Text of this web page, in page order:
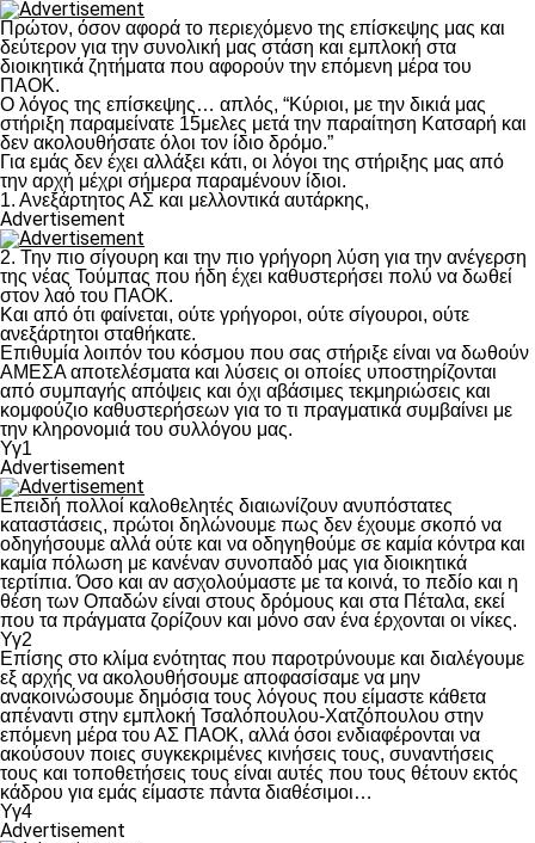
Πρώτον, όσον αφορά το περιεχόμενο της επίσκεψης μας και
δεύτερον για την συνολική μας στάση και εμπλοκή στα
διοικητικά ζητήματα που αφορούν την επόμενη μέρα του
ΠΑΟΚ.
Ο λόγος της επίσκεψης… απλός, “Κύριοι, με την δικιά μας
στήριξη παραμείνατε 15μελες μετά την παραίτηση Κατσαρή και
δεν ακολουθήσατε όλοι τον ίδιο δρόμο.”
Για εμάς δεν έχει αλλάξει κάτι, οι λόγοι της στήριξης μας από
την αρχή μέχρι σήμερα παραμένουν ίδιοι.
1. Ανεξάρτητος ΑΣ και μελλοντικά αυτάρκης,
Advertisement
2. Την πιο σίγουρη και την πιο γρήγορη λύση για την ανέγερση
της νέας Τούμπας που ήδη έχει καθυστερήσει πολύ να δωθεί
στον λαό του ΠΑΟΚ.
Και από ότι φαίνεται, ούτε γρήγοροι, ούτε σίγουροι, ούτε
ανεξάρτητοι σταθήκατε.
Επιθυμία λοιπόν του κόσμου που σας στήριξε είναι να δωθούν
ΑΜΕΣΑ αποτελέσματα και λύσεις οι οποίες υποστηρίζονται
από συμπαγής απόψεις και όχι αβάσιμες τεκμηριώσεις και
κομφούζιο καθυστερήσεων για το τι πραγματικά συμβαίνει με
την κληρονομιά του συλλόγου μας.
Υγ1
Advertisement
Επειδή πολλοί καλοθελητές διαιωνίζουν ανυπόστατες
καταστάσεις, πρώτοι δηλώνουμε πως δεν έχουμε σκοπό να
οδηγήσουμε αλλά ούτε και να οδηγηθούμε σε καμία κόντρα και
καμία πόλωση με κανέναν συνοπαδό μας για διοικητικά
τερτίπια. Όσο και αν ασχολούμαστε με τα κοινά, το πεδίο και η
θέση των Οπαδών είναι στους δρόμους και στα Πέταλα, εκεί
που τα πράγματα ζορίζουν και μόνο σαν ένα έρχονται οι νίκες.
Υγ2
Επίσης στο κλίμα ενότητας που παροτρύνουμε και διαλέγουμε
εξ αρχής να ακολουθήσουμε αποφασίσαμε να μην
ανακοινώσουμε δημόσια τους λόγους που είμαστε κάθετα
απέναντι στην εμπλοκή Τσαλόπουλου-Χατζόπουλου στην
επόμενη μέρα του ΑΣ ΠΑΟΚ, αλλά όσοι ενδιαφέρονται να
ακούσουν ποιες συγκεκριμένες κινήσεις τους, συναντήσεις
τους και τοποθετήσεις τους είναι αυτές που τους θέτουν εκτός
κάδρου για εμάς είμαστε πάντα διαθέσιμοι…
Υγ4
Advertisement